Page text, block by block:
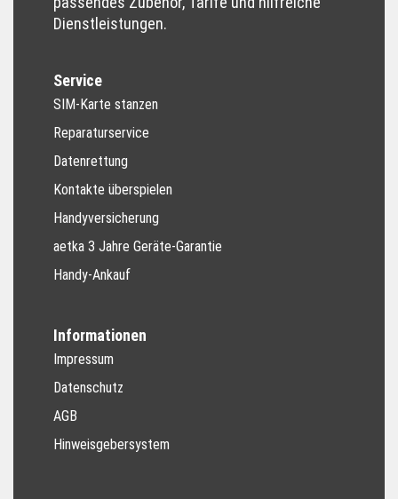
Dienst­leistungen.
Service
SIM-Karte stanzen
Reparaturservice
Datenrettung
Kontakte überspielen
Handyversicherung
aetka 3 Jahre Geräte-Garantie
Handy-Ankauf
Informationen
Impressum
Datenschutz
AGB
Hinweisgebersystem